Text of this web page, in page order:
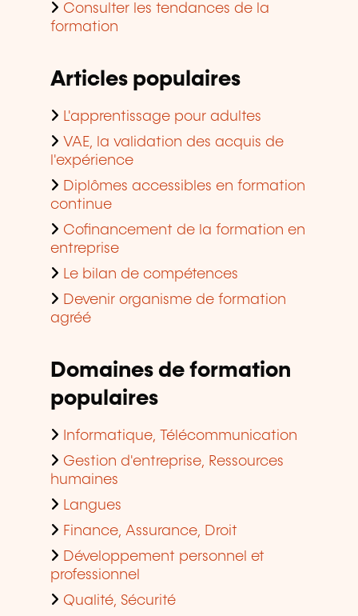
Consulter les tendances de la
formation
Articles populaires
L'apprentissage pour adultes
VAE, la validation des acquis de
l'expérience
Diplômes accessibles en formation
continue
Cofinancement de la formation en
entreprise
Le bilan de compétences
Devenir organisme de formation
agréé
Domaines de formation
populaires
Informatique, Télécommunication
Gestion d'entreprise, Ressources
humaines
Langues
Finance, Assurance, Droit
Développement personnel et
professionnel
Qualité, Sécurité